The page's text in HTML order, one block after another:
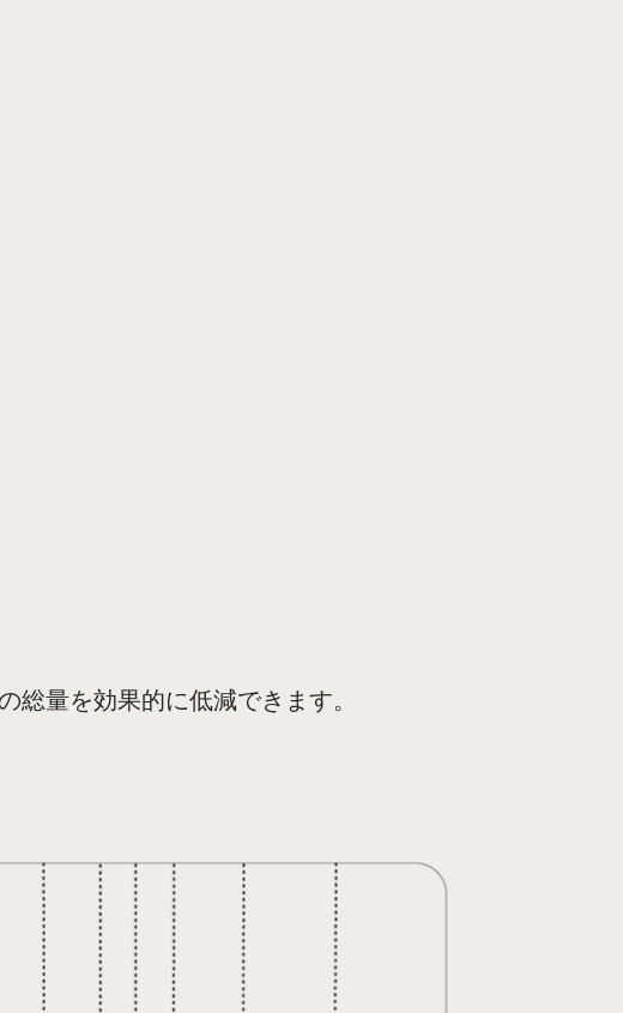
量を効果的に低減できます。